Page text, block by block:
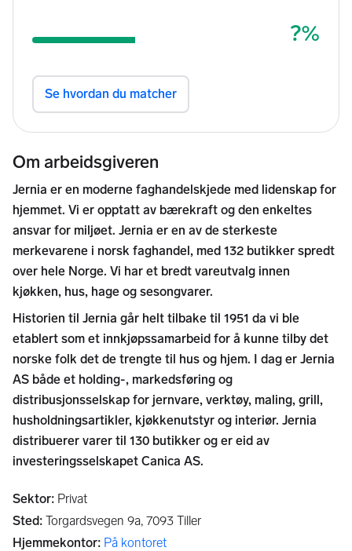
Om arbeidsgiveren
Jernia er en moderne faghandelskjede med lidenskap for
hjemmet. Vi er opptatt av bærekraft og den enkeltes
ansvar for miljøet. Jernia er en av de sterkeste
merkevarene i norsk faghandel, med 132 butikker spredt
over hele Norge. Vi har et bredt vareutvalg innen
kjøkken, hus, hage og sesongvarer.
Historien til Jernia går helt tilbake til 1951 da vi ble
etablert som et innkjøpssamarbeid for å kunne tilby det
norske folk det de trengte til hus og hjem. I dag er Jernia
AS både et holding-, markedsføring og
distribusjonsselskap for jernvare, verktøy, maling, grill,
husholdningsartikler, kjøkkenutstyr og interiør. Jernia
distribuerer varer til 130 butikker og er eid av
investeringsselskapet Canica AS.
Sektor: Privat
Sted: Torgardsvegen 9a, 7093 Tiller
Hjemmekontor: På kontoret